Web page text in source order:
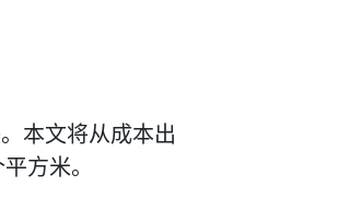
本文将从成本出
方米。